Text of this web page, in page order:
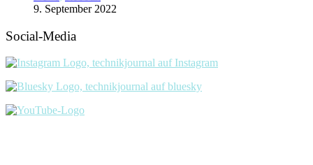
9. September 2022
Social-Media